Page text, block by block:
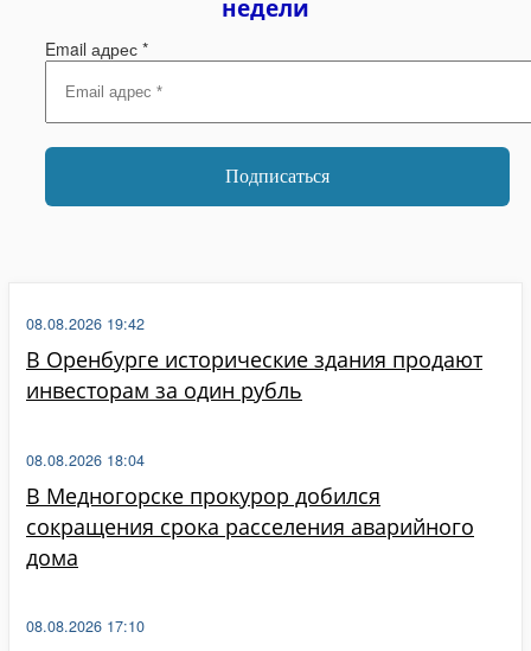
недели
Email адрес *
В Оренбурге исторические здания продают
инвесторам за один рубль
08.08.2026 19:42
В Медногорске прокурор добился
сокращения срока расселения аварийного
дома
08.08.2026 18:04
08.08.2026 17:10